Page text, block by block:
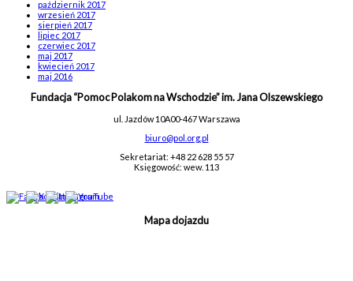
październik 2017
wrzesień 2017
sierpień 2017
lipiec 2017
czerwiec 2017
maj 2017
kwiecień 2017
maj 2016
Fundacja “Pomoc Polakom na Wschodzie” im. Jana Olszewskiego
ul. Jazdów 10A00-467 Warszawa
biuro@pol.org.pl
Sekretariat: +48 22 628 55 57
Księgowość: wew. 113
Mapa dojazdu